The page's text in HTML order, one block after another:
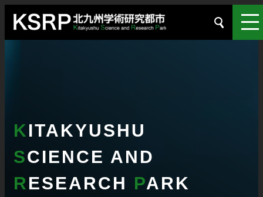
KITAKYUSHU
SCIENCE AND
R ESEARCH PARK